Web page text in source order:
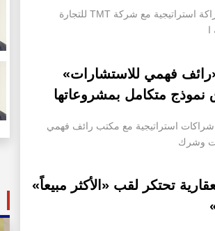
أعلنت شركة ريدكون بروبرتيز عن شراكة استراتيجية مع شركة TMT للتجارة
ا
فهمي للاستشارات»
متكامل بمشروعاتها
استراتيجية مع مكتب رائف فهمي
وشرك
تحتكر لقب «الأكثر مبيعاً»